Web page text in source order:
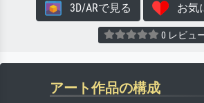
3D/ARで見る お気
0 レビュ
アート作品の構成